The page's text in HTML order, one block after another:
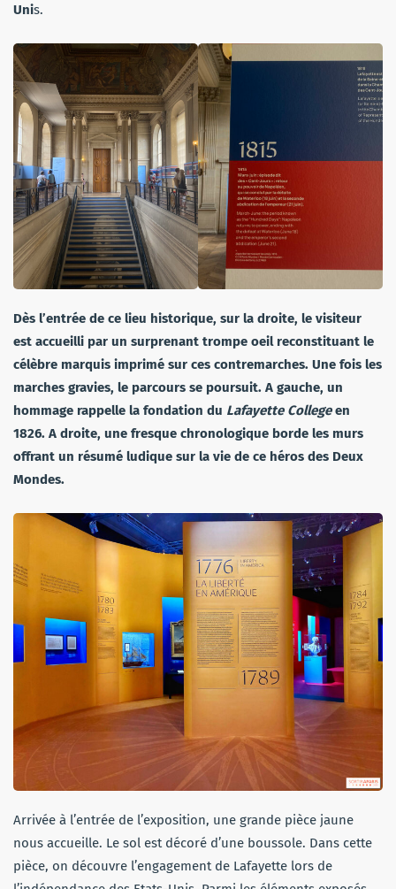
Unis.
Dès l’entrée de ce lieu historique, sur la droite, le visiteur
est accueilli par un surprenant trompe oeil reconstituant le
célèbre marquis imprimé sur ces contremarches. Une fois les
marches gravies, le parcours se poursuit. A gauche, un
hommage rappelle la fondation du Lafayette Collegeen
1826. A droite, une fresque chronologique borde les murs
offrant un résumé ludique sur la vie de ce héros des Deux
Mondes.
Arrivée à l’entrée de l’exposition, une grande pièce jaune
nous accueille. Le sol est décoré d’une boussole. Dans cette
pièce, on découvre l’engagement de Lafayette lors de